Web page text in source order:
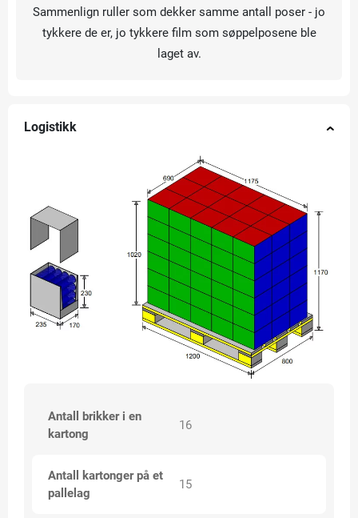
Sammenlign ruller som dekker samme antall poser - jo
tykkere de er, jo tykkere film som søppelposene ble
laget av.
Logistikk
Antall brikker i en
kartong
16
Antall kartonger på et
pallelag
15